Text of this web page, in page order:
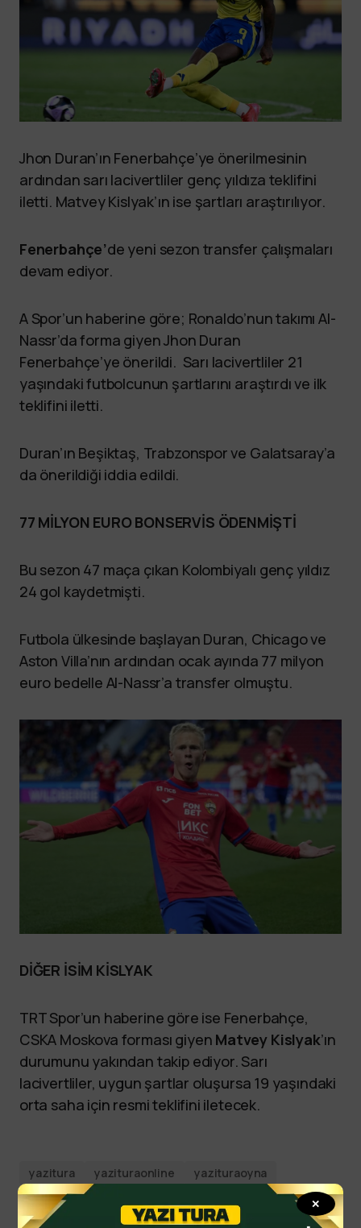
✕
Jhon Duran’ın Fenerbahçe’ye önerilmesinin
ardından sarı lacivertliler genç yıldıza teklifini
iletti. Matvey Kislyak’ın ise şartları araştırılıyor.
Fenerbahçe’de yeni sezon transfer çalışmaları
devam ediyor.
A Spor’un haberine göre; Ronaldo’nun takımı Al-
Nassr’da forma giyen Jhon Duran
Fenerbahçe’ye önerildi. Sarı lacivertliler 21
yaşındaki futbolcunun şartlarını araştırdı ve ilk
teklifini iletti.
Duran’ın Beşiktaş, Trabzonspor ve Galatsaray’a
da önerildiği iddia edildi.
77 MİLYON EURO BONSERVİS ÖDENMİŞTİ
Bu sezon 47 maça çıkan Kolombiyalı genç yıldız
24 gol kaydetmişti.
Futbola ülkesinde başlayan Duran, Chicago ve
Aston Villa’nın ardından ocak ayında 77 milyon
euro bedelle Al-Nassr’a transfer olmuştu.
DİĞER İSİM KİSLYAK
TRT Spor’un haberine göre ise Fenerbahçe,
CSKA Moskova forması giyen Matvey Kislyak’ın
durumunu yakından takip ediyor. Sarı
lacivertliler, uygun şartlar oluşursa 19 yaşındaki
orta saha için resmi teklifini iletecek.
yazitura yazituraonline
yazituraoyna
yazituraspor